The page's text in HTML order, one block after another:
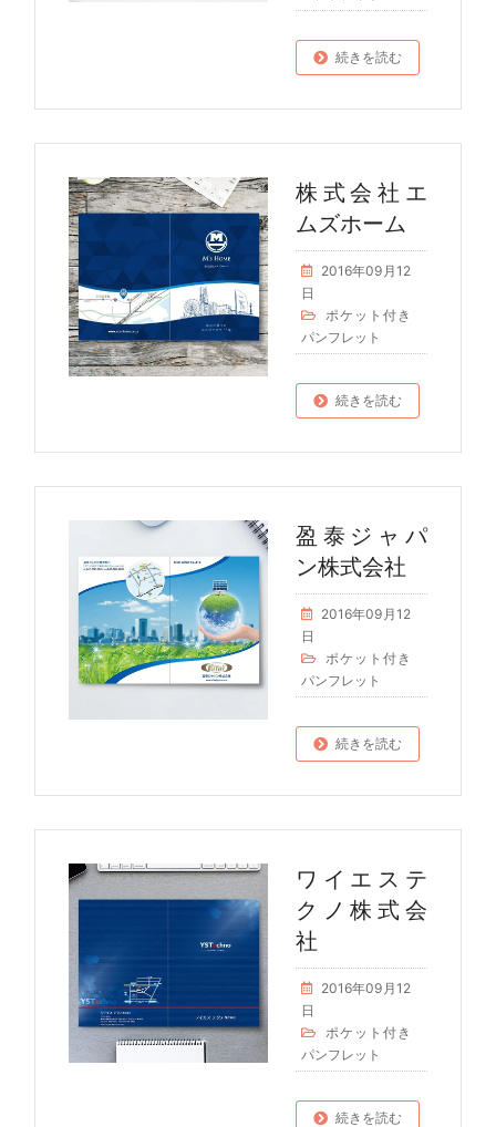
続きを読む
株式会社エ
ムズホーム
2016年09月12
日
ポケット付き
パンフレット
続きを読む
盈泰ジャパ
ン株式会社
2016年09月12
日
ポケット付き
パンフレット
続きを読む
ワイエステ
クノ株式会
社
2016年09月12
日
ポケット付き
パンフレット
続きを読む